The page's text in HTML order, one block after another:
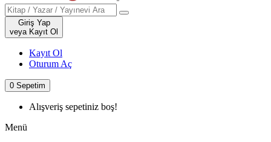
Giriş Yap
veya Kayıt Ol
Kayıt Ol
Oturum Aç
0 Sepetim
Alışveriş sepetiniz boş!
Menü